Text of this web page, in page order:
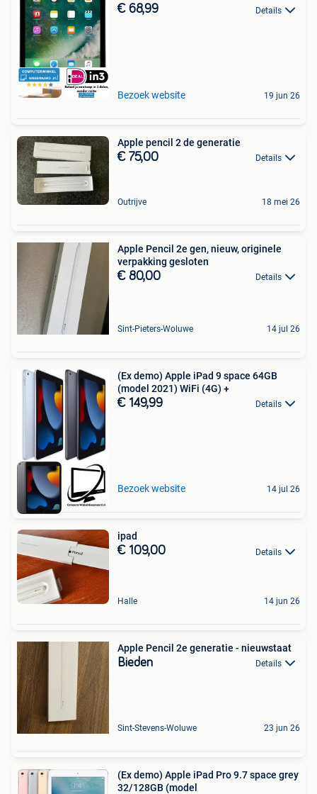
€ 68,99 Details
Bezoek website 19 jun 26
Apple pencil 2 de generatie
€ 75,00 Details
Outrijve 18 mei 26
Apple Pencil 2e gen, nieuw, originele
verpakking gesloten
€ 80,00 Details
Sint-Pieters-Woluwe 14 jul 26
(Ex demo) Apple iPad 9 space 64GB
(model 2021) WiFi (4G) +
€ 149,99 Details
Bezoek website 14 jul 26
ipad
€ 109,00 Details
Halle 14 jun 26
Apple Pencil 2e generatie - nieuwstaat
Bieden Details
Sint-Stevens-Woluwe 23 jun 26
(Ex demo) Apple iPad Pro 9.7 space grey
32/128GB (model